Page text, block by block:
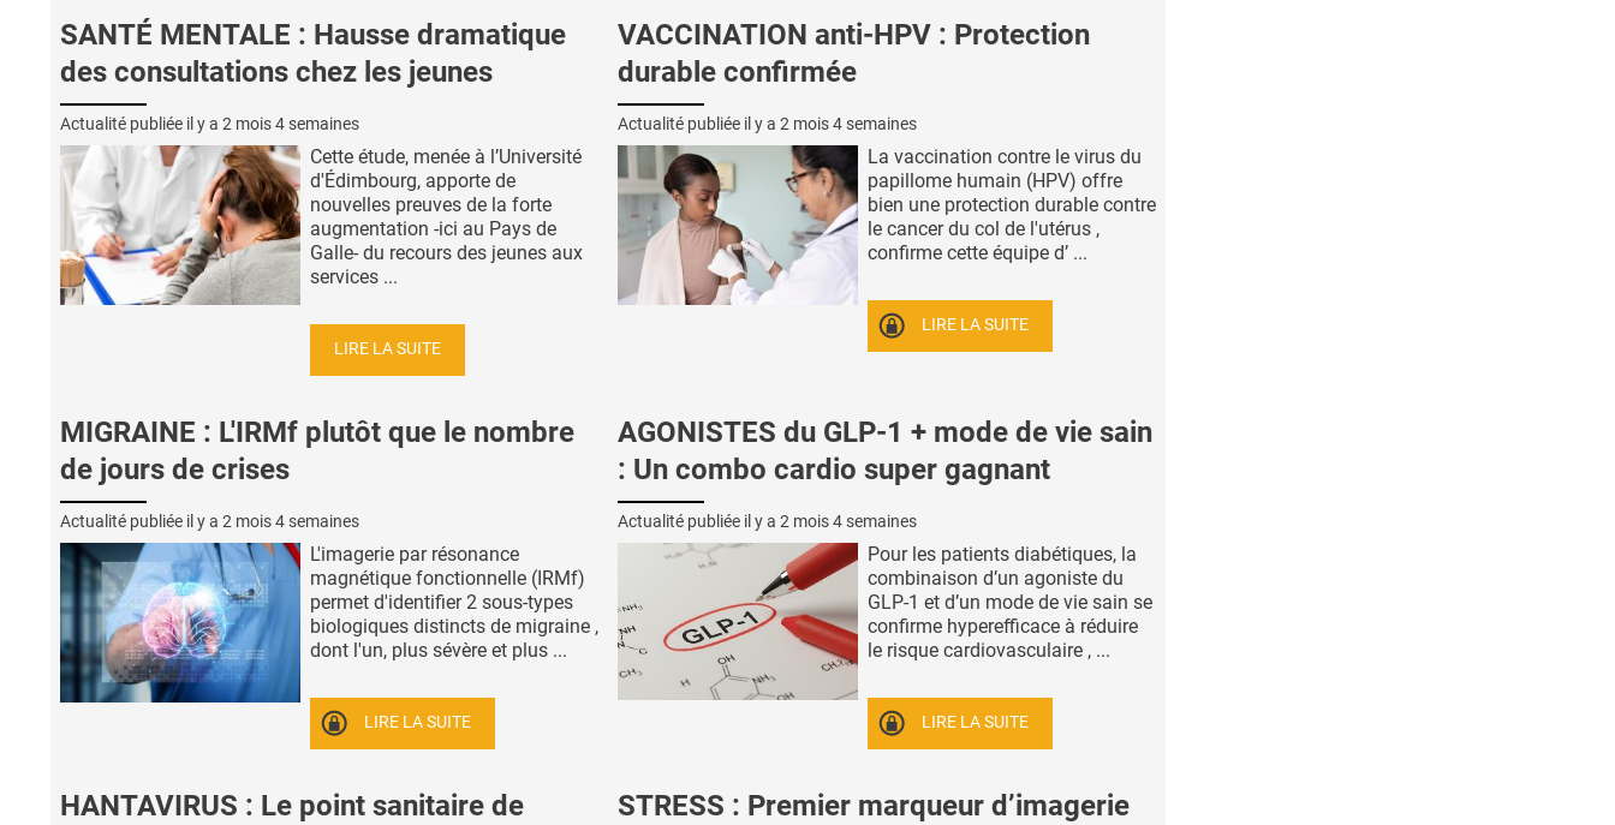
SANTÉ MENTALE : Hausse dramatique
des consultations chez les jeunes
Actualité publiée il y a 2 mois 4 semaines
Cette étude, menée à l’Université
d'Édimbourg, apporte de
nouvelles preuves de la forte
augmentation -ici au Pays de
Galle- du recours des jeunes aux
services ...
LIRE LA SUITE
VACCINATION anti-HPV : Protection
durable confirmée
Actualité publiée il y a 2 mois 4 semaines
La vaccination contre le virus du
papillome humain (HPV) offre
bien une protection durable contre
le cancer du col de l'utérus ,
confirme cette équipe d’ ...
LIRE LA SUITE
MIGRAINE : L'IRMf plutôt que le nombre
de jours de crises
Actualité publiée il y a 2 mois 4 semaines
L'imagerie par résonance
magnétique fonctionnelle (IRMf)
permet d'identifier 2 sous-types
biologiques distincts de migraine ,
dont l'un, plus sévère et plus ...
LIRE LA SUITE
AGONISTES du GLP-1 + mode de vie sain
: Un combo cardio super gagnant
Actualité publiée il y a 2 mois 4 semaines
Pour les patients diabétiques, la
combinaison d’un agoniste du
GLP-1 et d’un mode de vie sain se
confirme hyperefficace à réduire
le risque cardiovasculaire , ...
LIRE LA SUITE
HANTAVIRUS : Le point sanitaire de
STRESS : Premier marqueur d’imagerie